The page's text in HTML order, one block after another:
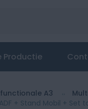
Productie
A3
+ Stand Mobil + Set
Documente